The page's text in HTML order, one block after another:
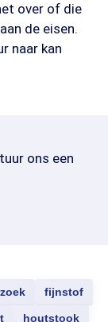
over of die
de eisen.
naar kan
ons een
fijnstof
houtstook